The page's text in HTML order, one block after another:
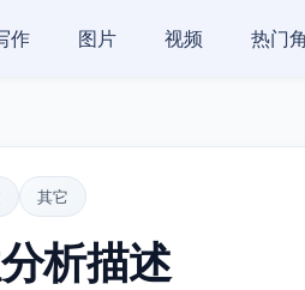
作 图片 视频 热门
其它
析描述